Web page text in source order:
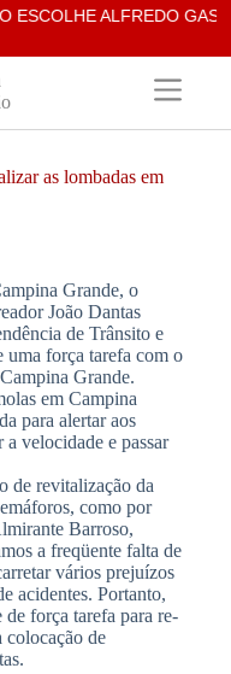
ALFREDO
as lombadas em
Grande, o
João Dantas
de Trânsito e
uma força tarefa com o
Grande.
em Campina
para alertar aos
a velocidade e passar
de revitalização da
como por
Barroso,
a freqüente falta de
vários prejuízos
acidentes. Portanto,
força tarefa para re-
colocação de